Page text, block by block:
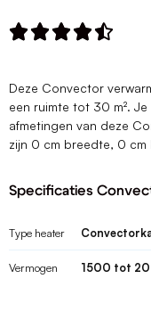

Deze Convector
een ruimte tot 30 m².
afmetingen van deze
zijn 0 cm breedte, 0
Specificaties
Type heater
Vermogen 1500 tot